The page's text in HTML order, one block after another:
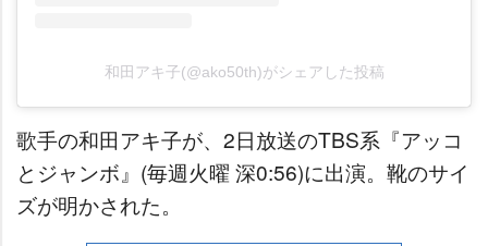
和田アキ子(@ako50th)がシェアした投稿
歌手の和田アキ子が、2日放送のTBS系『アッコ
とジャンボ』(毎週火曜 深0:56)に出演。靴のサイ
ズが明かされた。